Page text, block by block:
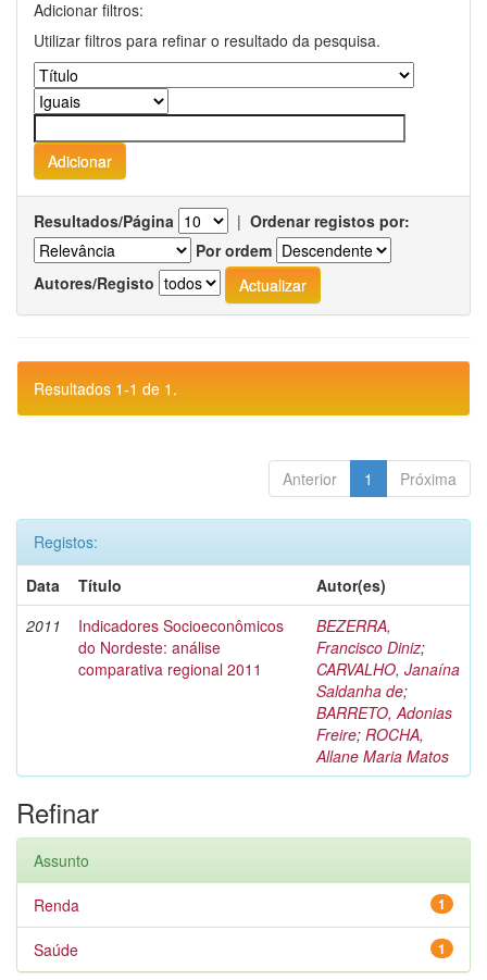
Adicionar filtros:
Utilizar filtros para refinar o resultado da pesquisa.
Resultados/Página | Ordenar registos por:
Por ordem
Autores/Registo
Resultados 1-1 de 1.
Anterior 1 Próxima
Registos:
Data
Título
Autor(es)
2011
Indicadores Socioeconômicos
do Nordeste: análise
comparativa regional 2011
BEZERRA,
Francisco Diniz;
CARVALHO, Janaína
Saldanha de;
BARRETO, Adonias
Freire; ROCHA,
Allane Maria Matos
Refinar
Assunto
1
Renda
1
Saúde